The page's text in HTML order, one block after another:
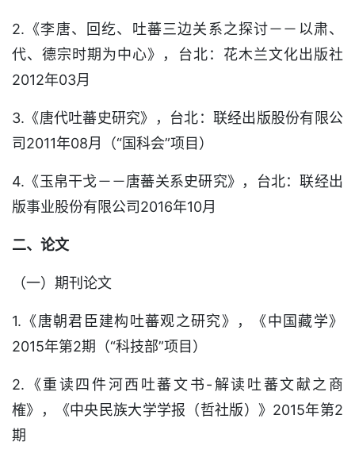
2.《李唐、回纥、吐蕃三边关系之探讨－－以肃、
代、德宗时期为中心》，台北：花木兰文化出版社
2012年03月
3.《唐代吐蕃史研究》，台北：联经出版股份有限公
司2011年08月（“国科会”项目）
4.《玉帛干戈－－唐蕃关系史研究》，台北：联经出
版事业股份有限公司2016年10月
二、论文
（一）期刊论文
1.《唐朝君臣建构吐蕃观之研究》，《中国藏学》
2015年第2期（“科技部”项目）
2.《重读四件河西吐蕃文书-解读吐蕃文献之商
榷》，《中央民族大学学报（哲社版）》2015年第2
期